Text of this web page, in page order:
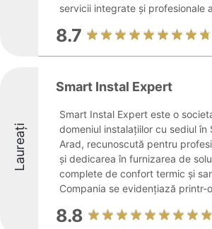
servicii integrate și profesionale
8.7
Laureați
Smart Instal Expert
Smart Instal Expert este o
domeniul instalațiilor cu sediul în
Arad, recunoscută pentru
și dedicarea în furnizarea de
complete de confort termic și
Compania se evidențiază printr-
8.8